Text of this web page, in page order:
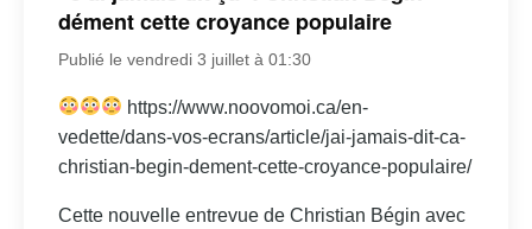
dément cette croyance populaire
Publié le vendredi 3 juillet à 01:30
https://www.noovomoi.ca/en-
vedette/dans-vos-ecrans/article/jai-jamais-dit-ca-
christian-begin-dement-cette-croyance-populaire/
Cette nouvelle entrevue de Christian Bégin avec